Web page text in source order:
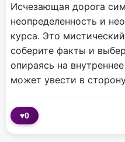
Исчезающая дорога
неопределенность и
курса. Это
соберите факты и
опираясь на
может увести в
♥0